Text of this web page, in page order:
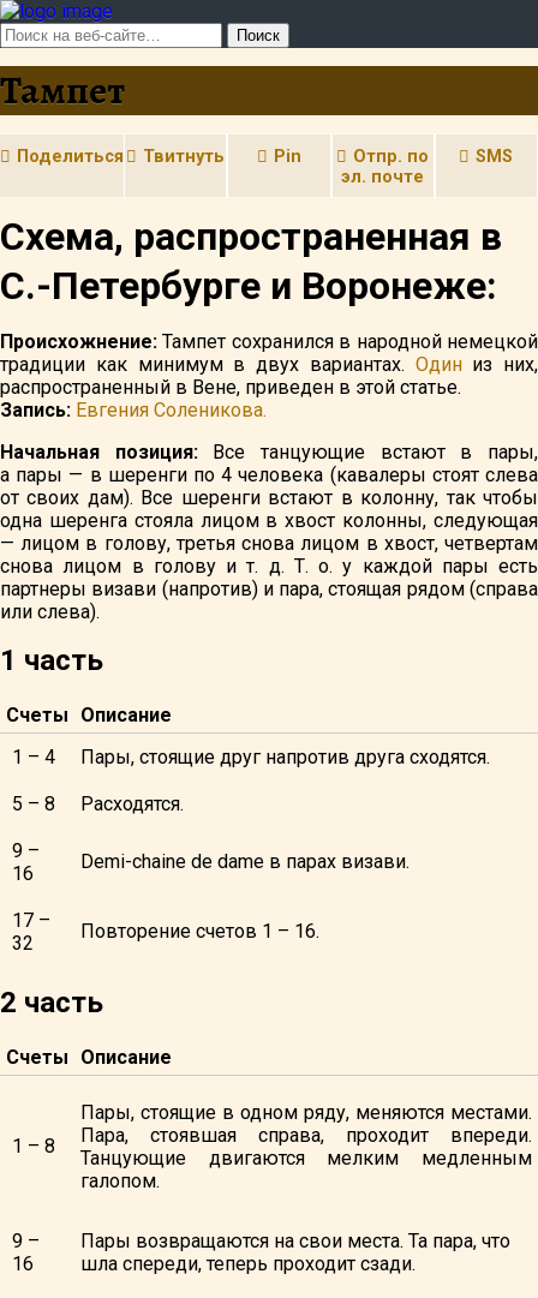
Тампет
Поделиться Твитнуть Pin
Отпр. по
эл. почте
SMS
Cхема, распространенная в
С.-Петербурге и Воронеже:
Происхожнение: Тампет сохранился в народной немецкой
традиции как минимум в двух вариантах. Одиниз них,
распространенный в Вене, приведен в этой статье.
Запись: Евгения Соленикова.
Начальная позиция: Все танцующие встают в пары,
а пары — в шеренги по 4 человека (кавалеры стоят слева
от своих дам). Все шеренги встают в колонну, так чтобы
одна шеренга стояла лицом в хвост колонны, следующая
— лицом в голову, третья снова лицом в хвост, четвертам
снова лицом в голову и т. д. Т. о. у каждой пары есть
партнеры визави (напротив) и пара, стоящая рядом (справа
или слева).
1 часть
Счеты
Описание
1 – 4
Пары, стоящие друг напротив друга сходятся.
5 – 8 Расходятся.
9 –
16
Demi-chaine de dame в парах визави.
17 –
32
Повторение счетов 1 – 16.
2 часть
Счеты Описание
1 – 8
Пары, стоящие в одном ряду, меняются местами.
Пара, стоявшая справа, проходит впереди.
Танцующие двигаются мелким медленным
галопом.
9 –
16
Пары возвращаются на свои места. Та пара, что
шла спереди, теперь проходит сзади.